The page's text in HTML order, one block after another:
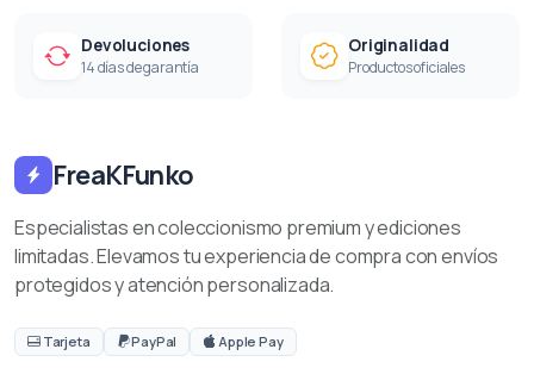
Devoluciones
14 días de garantía
Originalidad
Productos oficiales
FreaKFunko
Especialistas en coleccionismo premium y ediciones
limitadas. Elevamos tu experiencia de compra con envíos
protegidos y atención personalizada.
Tarjeta PayPal Apple Pay